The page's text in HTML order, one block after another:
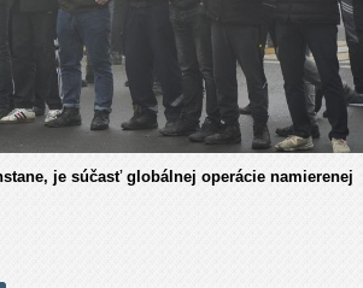
je súčasť globálnej operácie namierenej